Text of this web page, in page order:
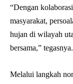
“Dengan
masyarakat,
hujan di wilayah
bersama,” tegasnya.
Melalui langkah